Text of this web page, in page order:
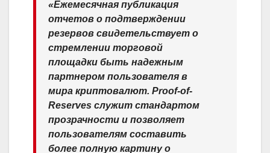
«Ежемесячная публикация
отчетов о подтверждении
резервов свидетельствует о
стремлении торговой
площадки быть надежным
партнером пользователя в
мира криптовалют. Proof-of-
Reserves служит стандартом
прозрачности и позволяет
пользователям составить
более полную картину о